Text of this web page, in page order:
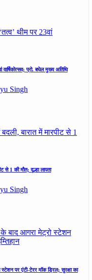
प्रो. बघेल मुख्य अतिथि
Singh
से 1 की मौत; दूल्हा लापता
Singh
पर एंटी-टेरर मॉक ड्रिल; सुरक्षा का